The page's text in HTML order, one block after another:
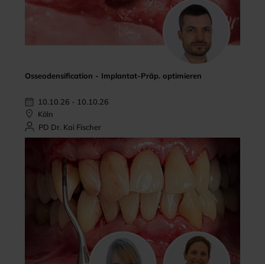
Osseodensification - Implantat-Präp. optimieren
10.10.26 - 10.10.26
Köln
PD Dr. Kai Fischer